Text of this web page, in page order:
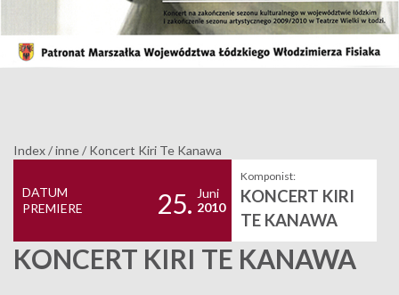
Index/inne/ Koncert Kiri Te Kanawa
DATUM
PREMIERE
25. Juni
2010
Komponist:
KONCERT KIRI
TE KANAWA
KONCERT KIRI TE KANAWA